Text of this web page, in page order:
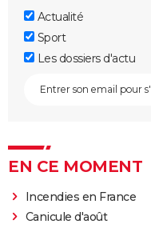
Actualité
Sport
Les dossiers d'actu
EN CE MOMENT
Incendies en France
Canicule d'août